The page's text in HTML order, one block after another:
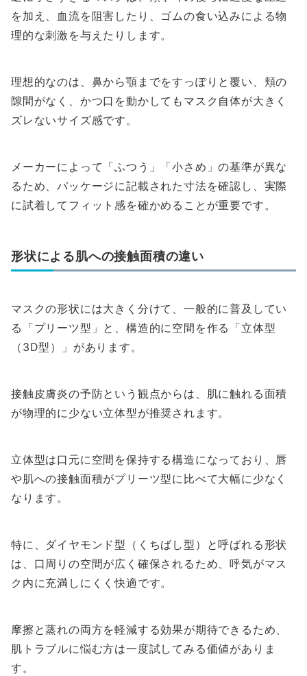
を加え、血流を阻害したり、ゴムの食い込みによる物
理的な刺激を与えたりします。
理想的なのは、鼻から顎までをすっぽりと覆い、頬の
隙間がなく、かつ口を動かしてもマスク自体が大きく
ズレないサイズ感です。
メーカーによって「ふつう」「小さめ」の基準が異な
るため、パッケージに記載された寸法を確認し、実際
に試着してフィット感を確かめることが重要です。
形状による肌への接触面積の違い
マスクの形状には大きく分けて、一般的に普及してい
る「プリーツ型」と、構造的に空間を作る「立体型
（3D型）」があります。
接触皮膚炎の予防という観点からは、肌に触れる面積
が物理的に少ない立体型が推奨されます。
立体型は口元に空間を保持する構造になっており、唇
や肌への接触面積がプリーツ型に比べて大幅に少なく
なります。
特に、ダイヤモンド型（くちばし型）と呼ばれる形状
は、口周りの空間が広く確保されるため、呼気がマス
ク内に充満しにくく快適です。
摩擦と蒸れの両方を軽減する効果が期待できるため、
肌トラブルに悩む方は一度試してみる価値がありま
す。